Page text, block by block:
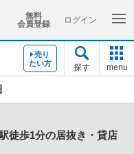
無料
会員登録
ログイン
売り
たい方
探す menu
徒歩1分の居抜き・貸店